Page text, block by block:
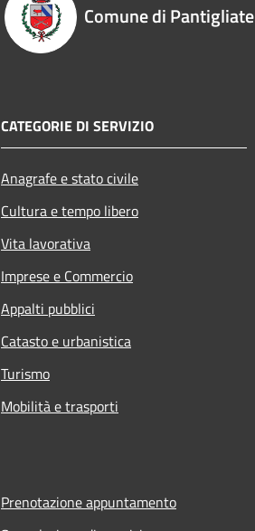
Comune di Pantigliate
CATEGORIE DI SERVIZIO
Anagrafe e stato civile
Cultura e tempo libero
Vita lavorativa
Imprese e Commercio
Appalti pubblici
Catasto e urbanistica
Turismo
Mobilità e trasporti
Prenotazione appuntamento